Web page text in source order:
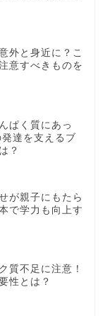
外と身近に？こ
意すべきものを
ぱく質にあっ
達を支えるブ
？
が親子にもたら
で学力も向上す
質不足に注意！
性とは？